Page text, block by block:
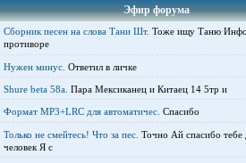
Эфир форума
Сборник песен на слова Тани Шт. Тоже ищу Таню
противоре
Нужен минус. Ответил в личке
Shure beta 58а. Пара Мексиканец и Китаец 14 5тр и
Формат MP3+LRC для автоматичес. Спасибо
Только не смейтесь! Что за пес. Точно Ай спасибо тебе
человек Я с